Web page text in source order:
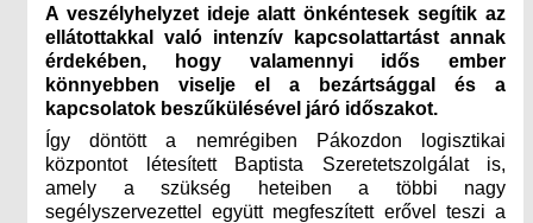
A veszélyhelyzet ideje alatt önkéntesek segítik az
ellátottakkal való intenzív kapcsolattartást annak
érdekében, hogy valamennyi idős ember
könnyebben viselje el a bezártsággal és a
kapcsolatok beszűkülésével járó időszakot.
Így döntött a nemrégiben Pákozdon logisztikai
központot létesített Baptista Szeretetszolgálat is,
amely a szükség heteiben a többi nagy
segélyszervezettel együtt megfeszített erővel teszi a